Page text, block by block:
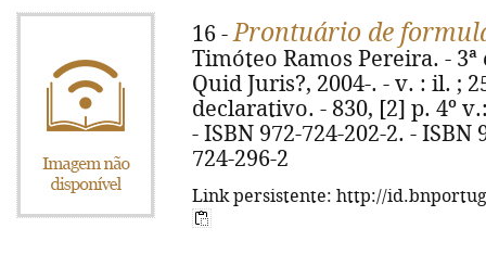
16 -Prontuário de
Timóteo Ramos Pereira. -
Quid Juris?, 2004-. - v. : il. ;
declarativo. - 830, [2] p. 4º
- ISBN 972-724-202-2. - ISBN
724-296-2
Link persistente: http://